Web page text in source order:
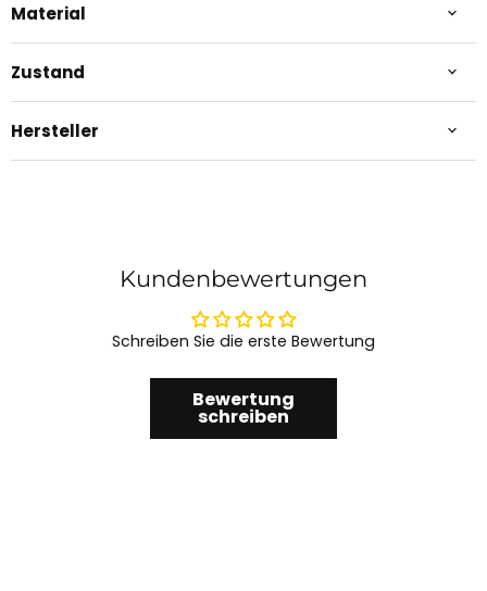
Material
Zustand
Hersteller
Kundenbewertungen
Schreiben Sie die erste Bewertung
Bewertung
schreiben